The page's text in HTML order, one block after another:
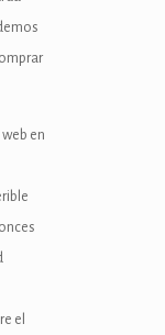
en
el